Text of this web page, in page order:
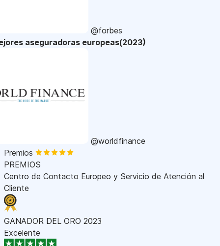
@forbes
aseguradoras europeas(2023)
@worldfinance
Premios
PREMIOS
Centro de Contacto Europeo y Servicio de Atención al
Cliente
GANADOR DEL ORO 2023
Excelente